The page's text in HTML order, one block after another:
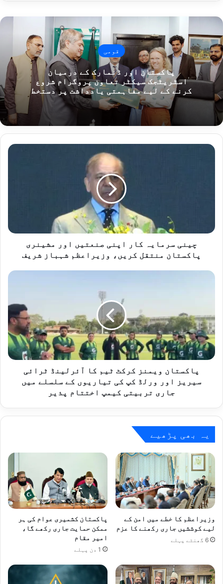
قومی
پاکستان اور ڈنمارک کے درمیان
اسٹریٹجک سیکٹر تعاون پروگرام شروع
کرنے کے لیے مفاہمتی یادداشت پر دستخط
چینی
منتقل
وزیراعظم
شریف
چینی سرمایہ کار اپنی صنعتیں اور مشینری
پاکستان منتقل کریں، وزیراعظم شہباز شریف
پاکستان
کا
آئرلینڈ
ٹرائی
سیریز
اور
جاری
تربیتی
کیمپ
اختتام
پذیر
پاکستان ویمنز کرکٹ ٹیم کا آئرلینڈ ٹرائی
سیریز اور ورلڈ کپ کی تیاریوں کے سلسلے میں
جاری تربیتی کیمپ اختتام پذیر
یہ بھی پڑھیے
وزیراعظم کا خطے میں امن کے
لیے کوششیں جاری رکھنے کا عزم
6 گھنٹے پہلے
پاکستان کشمیری عوام کی ہر
ممکن حمایت جاری رکھے گا،
امیر مقام
1 دن پہلے